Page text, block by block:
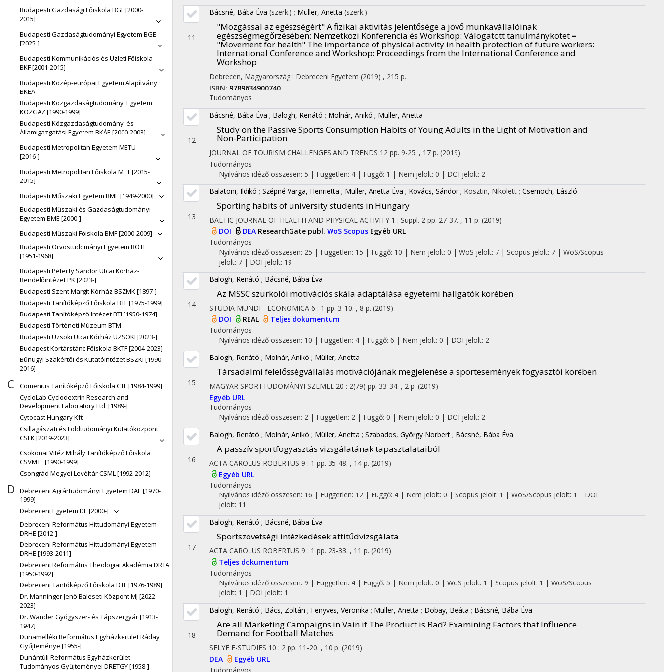
Budapesti Gazdasági Főiskola BGF [2000-
2015]
Budapesti Gazdaságtudományi Egyetem BGE
[2025-]
Budapesti Kommunikációs és Üzleti Főiskola
BKF [2001-2015]
Budapesti Közép-európai Egyetem Alapítvány
BKEA
Budapesti Közgazdaságtudományi Egyetem
KOZGAZ [1990-1999]
Budapesti Közgazdaságtudományi és
Államigazgatási Egyetem BKÁE [2000-2003]
Budapesti Metropolitan Egyetem METU
[2016-]
Budapesti Metropolitan Főiskola MET [2015-
2015]
Budapesti Műszaki Egyetem BME [1949-2000]
Budapesti Műszaki és Gazdaságtudományi
Egyetem BME [2000-]
Budapesti Műszaki Főiskola BMF [2000-2009]
Budapesti Orvostudományi Egyetem BOTE
[1951-1968]
Budapesti Péterfy Sándor Utcai Kórház-
Rendelőintézet PK [2023-]
Budapesti Szent Margit Kórház BSZMK [1897-]
Budapesti Tanítóképző Főiskola BTF [1975-1999]
Budapesti Tanítóképző Intézet BTI [1950-1974]
Budapesti Történeti Múzeum BTM
Budapesti Uzsoki Utcai Kórház UZSOKI [2023-]
Budapest Kortárstánc Főiskola BKTF [2004-2023]
Bűnügyi Szakértői és Kutatóintézet BSZKI [1990-
2016]
C
Comenius Tanítóképző Főiskola CTF [1984-1999]
CycloLab Cyclodextrin Research and
Development Laboratory Ltd. [1989-]
Cytocast Hungary Kft.
Csillagászati és Földtudományi Kutatóközpont
CSFK [2019-2023]
Csokonai Vitéz Mihály Tanítóképző Főiskola
CSVMTF [1990-1999]
Csongrád Megyei Levéltár CSML [1992-2012]
D
Debreceni Agrártudományi Egyetem DAE [1970-
1999]
Debreceni Egyetem DE [2000-]
Debreceni Református Hittudományi Egyetem
DRHE [2012-]
Debreceni Református Hittudományi Egyetem
DRHE [1993-2011]
Debreceni Református Theologiai Akadémia DRTA
[1950-1992]
Debreceni Tantóképző Főiskola DTF [1976-1989]
Dr. Manninger Jenő Baleseti Központ MJ [2022-
2023]
Dr. Wander Gyógyszer- és Tápszergyár [1913-
1947]
Dunamelléki Református Egyházkerület Ráday
Gyűjteménye [1955-]
Dunántúli Református Egyházkerület
Tudományos Gyűjteményei DRETGY [1958-]
11
Bácsné, Bába Éva (szerk.) ; Müller, Anetta (szerk.)
"Mozgással az egészségért" A fizikai aktivitás jelentősége a jövő munkavállalóinak
egészségmegőrzésében: Nemzetközi Konferencia és Workshop: Válogatott tanulmánykötet =
"Movement for health" The importance of physical activity in health protection of future workers:
International Conference and Workshop: Proceedings from the International Conference and
Workshop
Debrecen, Magyarország : Debreceni Egyetem (2019) , 215 p.
ISBN: 9789634900740
Tudományos
12
Bácsné, Bába Éva ; Balogh, Renátó ; Molnár, Anikó ; Müller, Anetta
Study on the Passive Sports Consumption Habits of Young Adults in the Light of Motivation and
Non-Participation
JOURNAL OF TOURISM CHALLENGES AND TRENDS 12 pp. 9-25. , 17 p. (2019)
Tudományos
Nyilvános idéző összesen: 5 | Független: 4 | Függő: 1 | Nem jelölt: 0 | DOI jelölt: 2
13
Balatoni, Ildikó ; Szépné Varga, Henrietta ; Müller, Anetta Éva ; Kovács, Sándor ; Kosztin, Nikolett ; Csernoch, László
Sporting habits of university students in Hungary
BALTIC JOURNAL OF HEALTH AND PHYSICAL ACTIVITY 1 : Suppl. 2 pp. 27-37. , 11 p. (2019)
DOI
DEA ResearchGate publ. WoS Scopus Egyéb URL
Tudományos
Nyilvános idéző összesen: 25 | Független: 15 | Függő: 10 | Nem jelölt: 0 | WoS jelölt: 7 | Scopus jelölt: 7 | WoS/Scopus
jelölt: 7 | DOI jelölt: 19
14
Balogh, Renátó ; Bácsné, Bába Éva
Az MSSC szurkolói motivációs skála adaptálása egyetemi hallgatók körében
STUDIA MUNDI - ECONOMICA 6 : 1 pp. 3-10. , 8 p. (2019)
DOI
REAL
Teljes dokumentum
Tudományos
Nyilvános idéző összesen: 10 | Független: 4 | Függő: 6 | Nem jelölt: 0 | DOI jelölt: 2
15
Balogh, Renátó ; Molnár, Anikó ; Müller, Anetta
Társadalmi felelősségvállalás motivációjának megjelenése a sportesemények fogyasztói körében
MAGYAR SPORTTUDOMÁNYI SZEMLE 20 : 2(79) pp. 33-34. , 2 p. (2019)
Egyéb URL
Tudományos
Nyilvános idéző összesen: 2 | Független: 2 | Függő: 0 | Nem jelölt: 0 | DOI jelölt: 2
16
Balogh, Renátó ; Molnár, Anikó ; Müller, Anetta ; Szabados, György Norbert ; Bácsné, Bába Éva
A passzív sportfogyasztás vizsgálatának tapasztalataiból
ACTA CAROLUS ROBERTUS 9 : 1 pp. 35-48. , 14 p. (2019)
Egyéb URL
Tudományos
Nyilvános idéző összesen: 16 | Független: 12 | Függő: 4 | Nem jelölt: 0 | Scopus jelölt: 1 | WoS/Scopus jelölt: 1 | DOI
jelölt: 11
17
Balogh, Renátó ; Bácsné, Bába Éva
Sportszövetségi intézkedések attitűdvizsgálata
ACTA CAROLUS ROBERTUS 9 : 1 pp. 23-33. , 11 p. (2019)
Teljes dokumentum
Tudományos
Nyilvános idéző összesen: 9 | Független: 4 | Függő: 5 | Nem jelölt: 0 | WoS jelölt: 1 | Scopus jelölt: 1 | WoS/Scopus
jelölt: 1 | DOI jelölt: 1
18
Balogh, Renátó ; Bács, Zoltán ; Fenyves, Veronika ; Müller, Anetta ; Dobay, Beáta ; Bácsné, Bába Éva
Are all Marketing Campaigns in Vain if The Product is Bad? Examining Factors that Influence
Demand for Football Matches
SELYE E-STUDIES 10 : 2 pp. 11-20. , 10 p. (2019)
DEA
Egyéb URL
Tudományos